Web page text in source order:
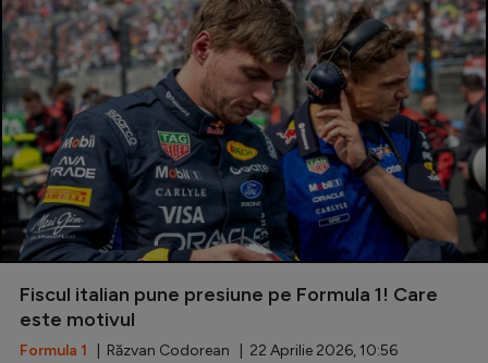
Fiscul italian pune presiune pe Formula 1! Care
este motivul
Formula 1 | Răzvan Codorean | 22 Aprilie 2026, 10:56